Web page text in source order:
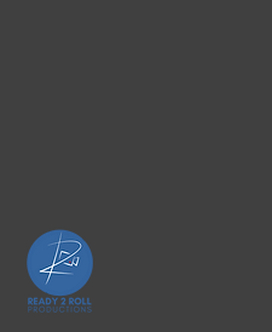
esta disponible, puedes